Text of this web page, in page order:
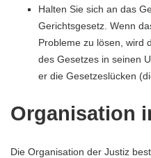
Halten Sie sich an das
Gerichtsgesetz. Wenn
Probleme zu lösen, wird
des Gesetzes in seinen
er die Gesetzeslücken
Organisation
Die Organisation der Justiz